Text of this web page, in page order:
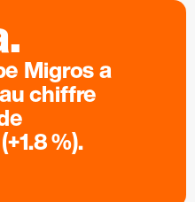
Migros a
chiffre
%).